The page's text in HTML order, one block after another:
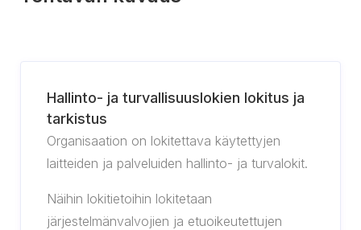
Hallinto- ja turvallisuuslokien lokitus ja
tarkistus
Organisaation on lokitettava käytettyjen
laitteiden ja palveluiden hallinto- ja turvalokit.
Näihin lokitietoihin lokitetaan
järjestelmänvalvojien ja etuoikeutettujen